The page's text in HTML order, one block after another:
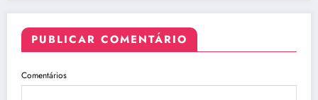
PUBLICAR COMENTÁRIO
Comentários